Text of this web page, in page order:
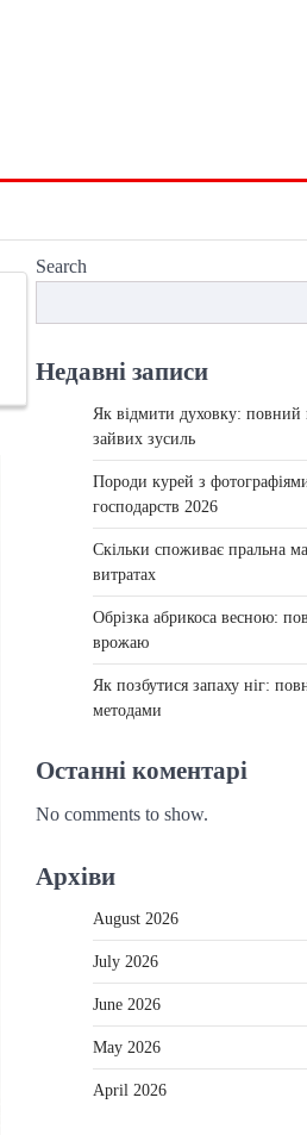
Search
Недавні записи
Як відмити духовку: повний
зайвих зусиль
Породи курей з
господарств 2026
Скільки споживає пральна
витратах
Обрізка абрикоса весною:
врожаю
Як позбутися запаху ніг:
методами
Останні коментарі
No comments to show.
Архіви
August 2026
July 2026
June 2026
May 2026
April 2026